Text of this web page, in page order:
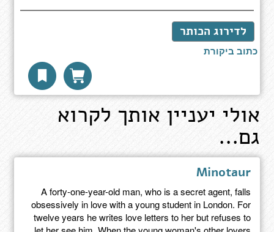
לדירוג הכותר
כתוב ביקורת
אולי יעניין אותך לקרוא
גם...
Minotaur
A forty-one-year-old man, who is a secret agent, falls
obsessively in love with a young student in London. For
twelve years he writes love letters to her but refuses to